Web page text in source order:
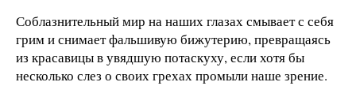
Соблазнительный мир на наших глазах смывает с себя
грим и снимает фальшивую бижутерию, превращаясь
из красавицы в увядшую потаскуху, если хотя бы
несколько слез о своих грехах промыли наше зрение.